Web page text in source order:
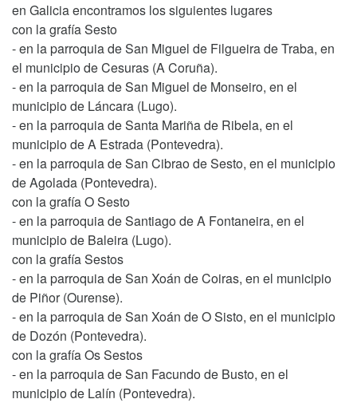
en Galicia encontramos los siguientes lugares
con la grafía Sesto
- en la parroquia de San Miguel de Filgueira de Traba, en
el municipio de Cesuras (A Coruña).
- en la parroquia de San Miguel de Monseiro, en el
municipio de Láncara (Lugo).
- en la parroquia de Santa Mariña de Ribela, en el
municipio de A Estrada (Pontevedra).
- en la parroquia de San Cibrao de Sesto, en el municipio
de Agolada (Pontevedra).
con la grafía O Sesto
- en la parroquia de Santiago de A Fontaneira, en el
municipio de Baleira (Lugo).
con la grafía Sestos
- en la parroquia de San Xoán de Coiras, en el municipio
de Piñor (Ourense).
- en la parroquia de San Xoán de O Sisto, en el municipio
de Dozón (Pontevedra).
con la grafía Os Sestos
- en la parroquia de San Facundo de Busto, en el
municipio de Lalín (Pontevedra).